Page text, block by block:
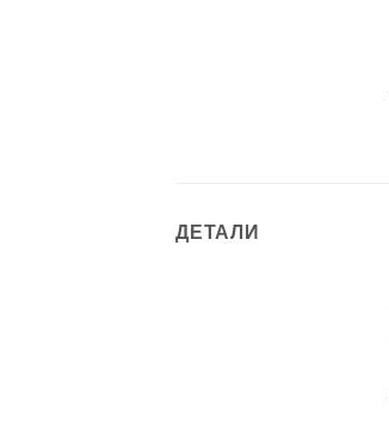
ДЕТАЛИ